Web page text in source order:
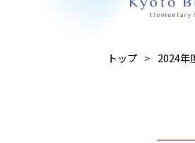
トップ 2024年